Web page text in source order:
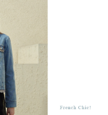
簡訊。
簡訊中的連結，可透過四大超商／
方視為交易完成。
費，但若您需要取消訂單，請聯絡
單仍視為有效，需透過AFTEE先享
之結帳頁面顯示為準，若有關於
關疑問，請聯繫「AFTEE先享後付
support/home
「AFTEE先享後付」服務完成之交
料，並將交易相關給付款項請求債
運費
運費
運費